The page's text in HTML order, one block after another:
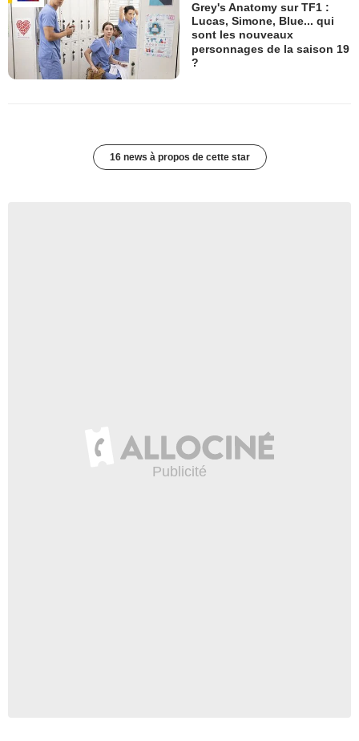
Grey's Anatomy sur TF1 :
Lucas, Simone, Blue... qui
sont les nouveaux
personnages de la saison 19
?
16 news à propos de cette star